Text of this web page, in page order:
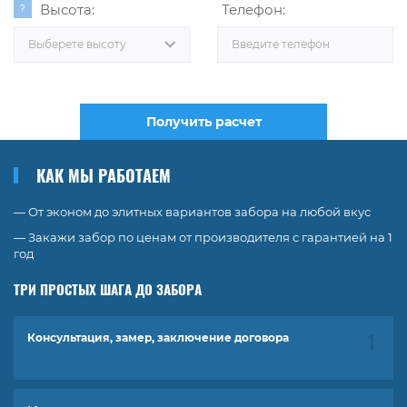
Высота:
Выберете высоту
Телефон:
Получить расчет
КАК МЫ РАБОТАЕМ
— От эконом до элитных вариантов забора на любой вкус
— Закажи забор по ценам от производителя с гарантией на 1
год
ТРИ ПРОСТЫХ ШАГА ДО ЗАБОРА
Консультация, замер, заключение договора